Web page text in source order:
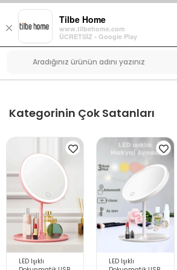
×
Tilbe Home
www.tilbehome.com
ÜCRETSİZ - Google Play
Menü
Kategorinin Çok Satanları
LED Işıklı
LED Işıklı